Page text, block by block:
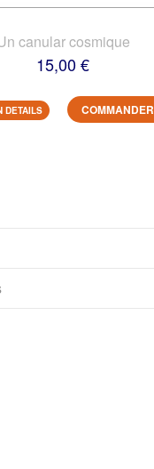
canular cosmique
15,00 €
DETAILS COMMANDER